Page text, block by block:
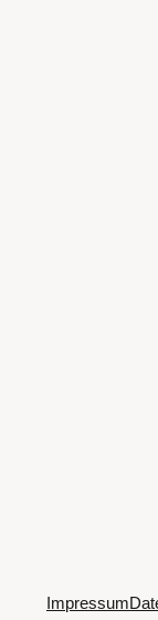
Impressum